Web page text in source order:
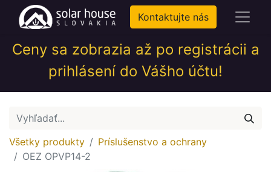
Kontaktujte nás
Ceny sa zobrazia až po registrácii a
prihlásení do Vášho účtu!
Všetky produkty
Príslušenstvo a ochrany
OEZ OPVP14-2